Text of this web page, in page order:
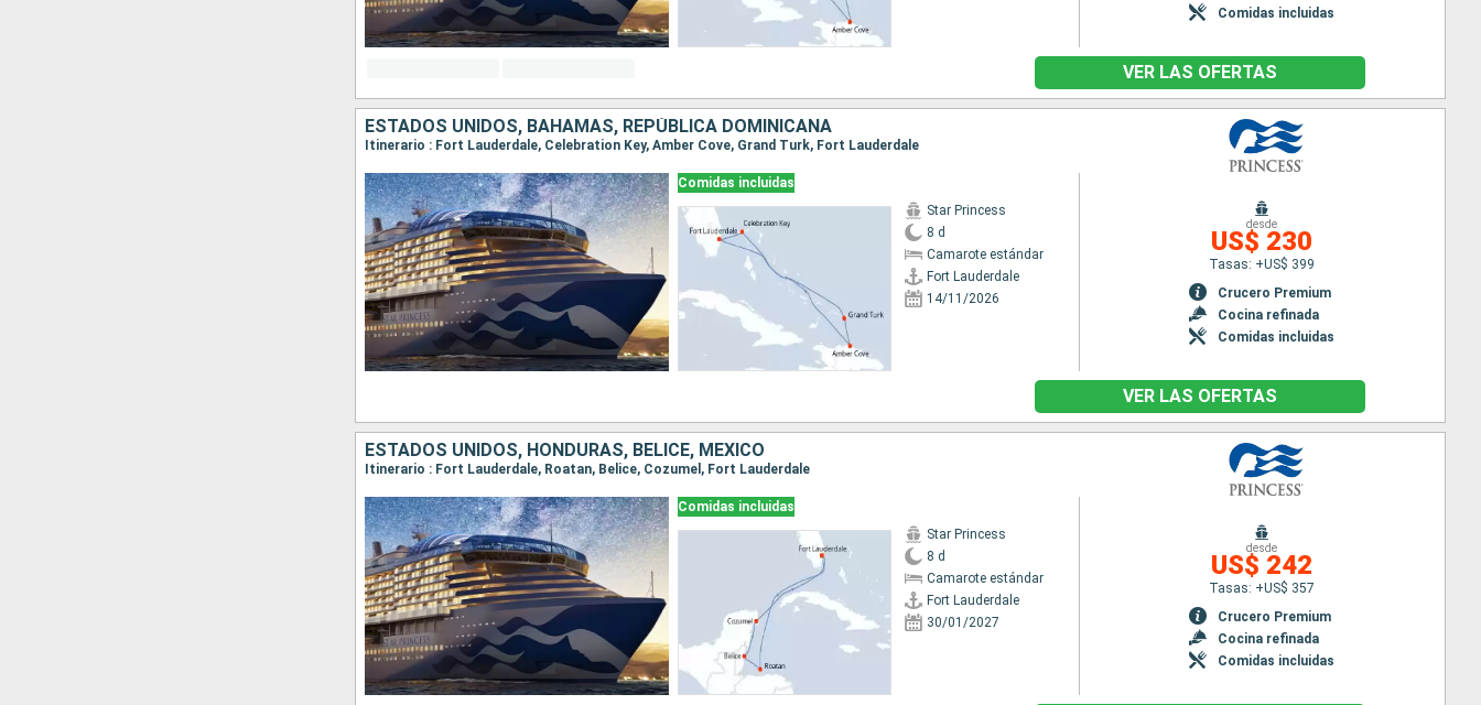
Comidas incluidas
VER LAS OFERTAS
ESTADOS UNIDOS, BAHAMAS, REPÚBLICA DOMINICANA
Itinerario : Fort Lauderdale, Celebration Key, Amber Cove, Grand Turk, Fort Lauderdale
Comidas incluidas
Star Princess
8 d
Camarote estándar
Fort Lauderdale
14/11/2026
desde
US$ 230
Tasas: +US$ 399
Crucero Premium
Cocina refinada
Comidas incluidas
VER LAS OFERTAS
ESTADOS UNIDOS, HONDURAS, BELICE, MÉXICO
Itinerario : Fort Lauderdale, Roatan, Belice, Cozumel, Fort Lauderdale
Comidas incluidas
Star Princess
8 d
Camarote estándar
Fort Lauderdale
30/01/2027
desde
US$ 242
Tasas: +US$ 357
Crucero Premium
Cocina refinada
Comidas incluidas